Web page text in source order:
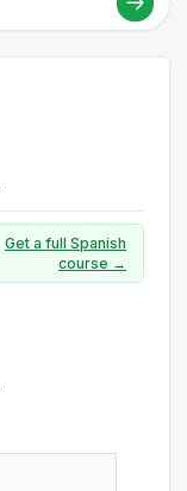
Get a full Spanish
course →